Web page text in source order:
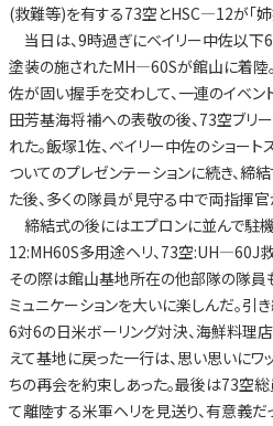
(救難等)を有する73空とHSC—12が「姉
当日は、9時過ぎにベイリー中佐以
塗装の施されたMH—60Sが館山に着陸
佐が固い握手を交わして、一連のイベン
田芳基海将補への表敬の後、73空ブリ
れた。飯塚1佐、ベイリー中佐のショー
ついてのプレゼンテーションに続き、
た後、多くの隊員が見守る中で両指揮官
締結式の後にはエプロンに並んで駐
12:MH60S多用途ヘリ、73空:UH—60J
その際は館山基地所在の他部隊の隊員
ミュニケーションを大いに楽しんだ。引
6対6の日米ボーリング対決、海鮮料理
えて基地に戻った一行は、思い思いにワ
ちの再会を約束しあった。最後は73空
て離陸する米軍ヘリを見送り、有意義だ